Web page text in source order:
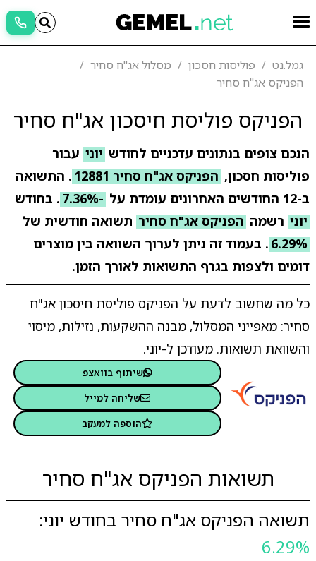
גמל.נט פוליסות חסכון
מסלול אג"ח סחיר
הפניקס אג"ח סחיר
הפניקס פוליסת חיסכון אג"ח סחיר
הנכם צופים בנתונים עדכניים לחודש יוני עבור
פוליסות חסכון, הפניקס אג"ח סחיר 12881
. התשואה
ב-12 החודשים האחרונים עומדת על
-7.36%
. בחודש
יוני רשמה הפניקס אג"ח סחיר תשואה חודשית של
6.29% . בעמוד זה ניתן לערוך השוואה בין מוצרים
דומים ולצפות בגרף התשואות לאורך הזמן.
כל מה שחשוב לדעת על הפניקס פוליסת חיסכון אג"ח
סחיר: מאפייני המסלול, מבנה ההשקעות, נזילות, מיסוי
והשוואת תשואות. מעודכן ל-יוני.
שיתוף בוואצפ
שליחה למייל
הוספה למעקב
תשואות הפניקס אג"ח סחיר
תשואה הפניקס אג"ח סחיר בחודש יוני:
6.29%